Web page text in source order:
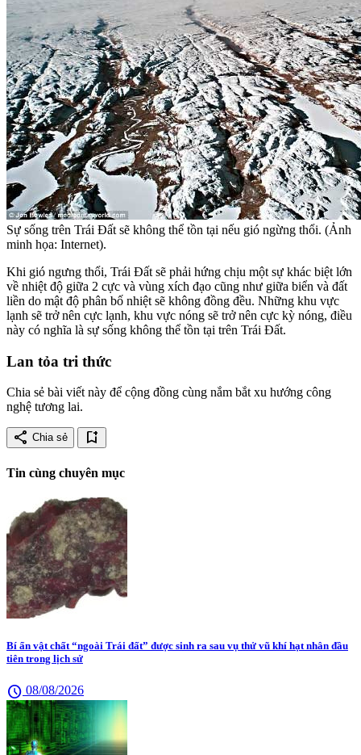
Sự sống trên Trái Đất sẽ không thể tồn tại nếu gió ngừng thổi. (Ảnh
minh họa: Internet).
Khi gió ngưng thổi, Trái Đất sẽ phải hứng chịu một sự khác biệt lớn
về nhiệt độ giữa 2 cực và vùng xích đạo cũng như giữa biển và đất
liền do mật độ phân bố nhiệt sẽ không đồng đều. Những khu vực
lạnh sẽ trở nên cực lạnh, khu vực nóng sẽ trở nên cực kỳ nóng, điều
này có nghĩa là sự sống không thể tồn tại trên Trái Đất.
Lan tỏa tri thức
Chia sẻ bài viết này để cộng đồng cùng nắm bắt xu hướng công
nghệ tương lai.
share Chia sẻ bookmark_add
Tin cùng chuyên mục
Bí ẩn vật chất “ngoài Trái đất” được sinh ra sau vụ thử vũ khí hạt nhân đầu
tiên trong lịch sử
schedule 08/08/2026